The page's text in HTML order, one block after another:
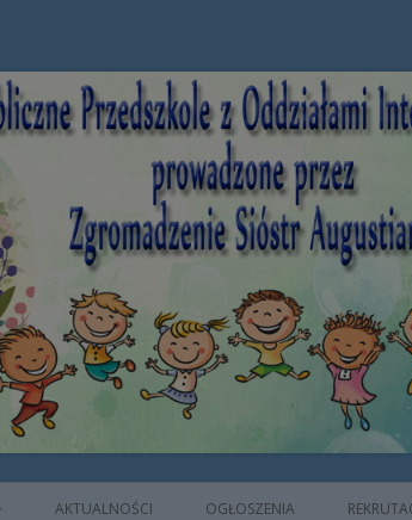
Oddziałami
AKTUALNOŚCI OGŁOSZENIA